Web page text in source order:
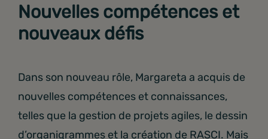
Nouvelles compétences et
nouveaux défis
Dans son nouveau rôle, Margareta a acquis de
nouvelles compétences et connaissances,
telles que la gestion de projets agiles, le dessin
d’organigrammes et la création de RASCI. Mais